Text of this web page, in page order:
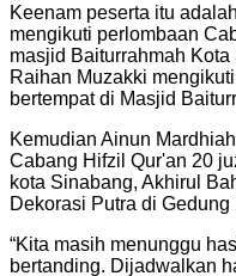
Keenam peserta itu
mengikuti perlombaan
masjid Baiturrahmah
Raihan Muzakki
bertempat di Masjid
Kemudian Ainun
Cabang Hifzil Qur'an 20
kota Sinabang, Akhirul
Dekorasi Putra di
“Kita masih menunggu
bertanding. Dijadwalkan